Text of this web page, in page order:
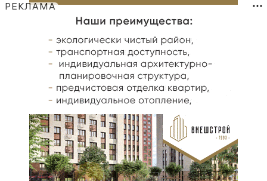
РЕКЛАМА